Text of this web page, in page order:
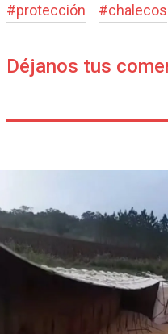
#protección #chalecos
Déjanos tus